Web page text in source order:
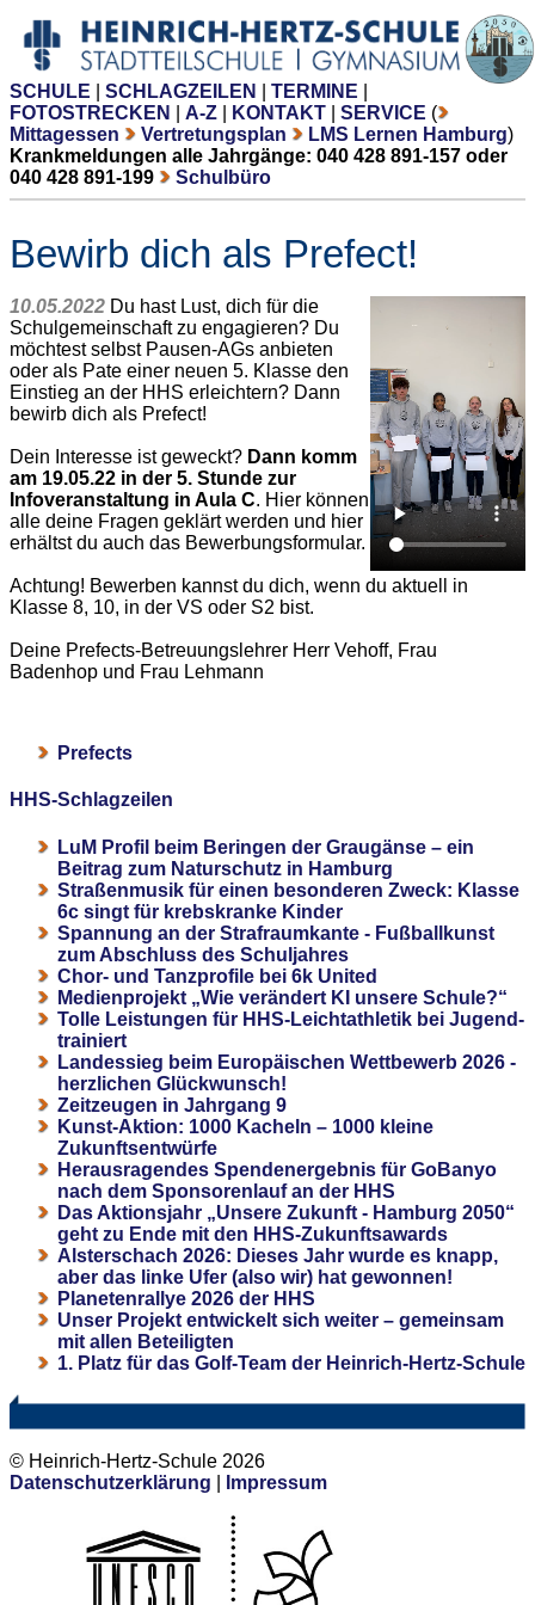
SCHULE SCHLAGZEILEN TERMINE
FOTOSTRECKEN
A-Z KONTAKT SERVICE (
Mittagessen
Vertretungsplan LMS Lernen Hamburg)
Krankmeldungen alle Jahrgänge: 040 428 891-157 oder
040 428 891-199
Schulbüro
Bewirb dich als Prefect!
10.05.2022 Du hast Lust, dich für die
Schulgemeinschaft zu engagieren? Du
möchtest selbst Pausen-AGs anbieten
oder als Pate einer neuen 5. Klasse den
Einstieg an der HHS erleichtern? Dann
bewirb dich als Prefect!
Dein Interesse ist geweckt? Dann komm
am 19.05.22 in der 5. Stunde zur
Infoveranstaltung in Aula C. Hier können
alle deine Fragen geklärt werden und hier
erhältst du auch das Bewerbungsformular.
Achtung! Bewerben kannst du dich, wenn du aktuell in
Klasse 8, 10, in der VS oder S2 bist.
Deine Prefects-Betreuungslehrer Herr Vehoff, Frau
Badenhop und Frau Lehmann
Prefects
HHS-Schlagzeilen
LuM Profil beim Beringen der Graugänse – ein
Beitrag zum Naturschutz in Hamburg
Straßenmusik für einen besonderen Zweck: Klasse
6c singt für krebskranke Kinder
Spannung an der Strafraumkante - Fußballkunst
zum Abschluss des Schuljahres
Chor- und Tanzprofile bei 6k United
Medienprojekt „Wie verändert KI unsere Schule?“
Tolle Leistungen für HHS-Leichtathletik bei Jugend-
trainiert
Landessieg beim Europäischen Wettbewerb 2026 -
herzlichen Glückwunsch!
Zeitzeugen in Jahrgang 9
Kunst-Aktion: 1000 Kacheln – 1000 kleine
Zukunftsentwürfe
Herausragendes Spendenergebnis für GoBanyo
nach dem Sponsorenlauf an der HHS
Das Aktionsjahr „Unsere Zukunft - Hamburg 2050“
geht zu Ende mit den HHS-Zukunftsawards
Alsterschach 2026: Dieses Jahr wurde es knapp,
aber das linke Ufer (also wir) hat gewonnen!
Planetenrallye 2026 der HHS
Unser Projekt entwickelt sich weiter – gemeinsam
mit allen Beteiligten
1. Platz für das Golf-Team der Heinrich-Hertz-Schule
© Heinrich-Hertz-Schule 2026
Datenschutzerklärung
Impressum